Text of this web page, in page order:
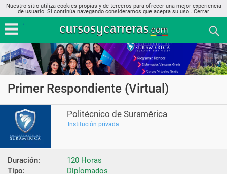
Nuestro sitio utiliza cookies propias y de terceros para ofrecer una mejor experiencia
de usuario. Si continúa navegando consideramos que acepta su uso.. Cerrar
Primer Respondiente (Virtual)
Politécnico de Suramérica
Institución privada
Duración:
120 Horas
Tipo:
Diplomados